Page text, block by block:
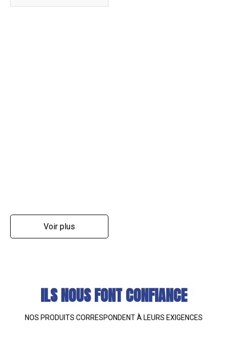
Voir plus
ILS NOUS FONT CONFIANCE
NOS PRODUITS CORRESPONDENT À LEURS EXIGENCES